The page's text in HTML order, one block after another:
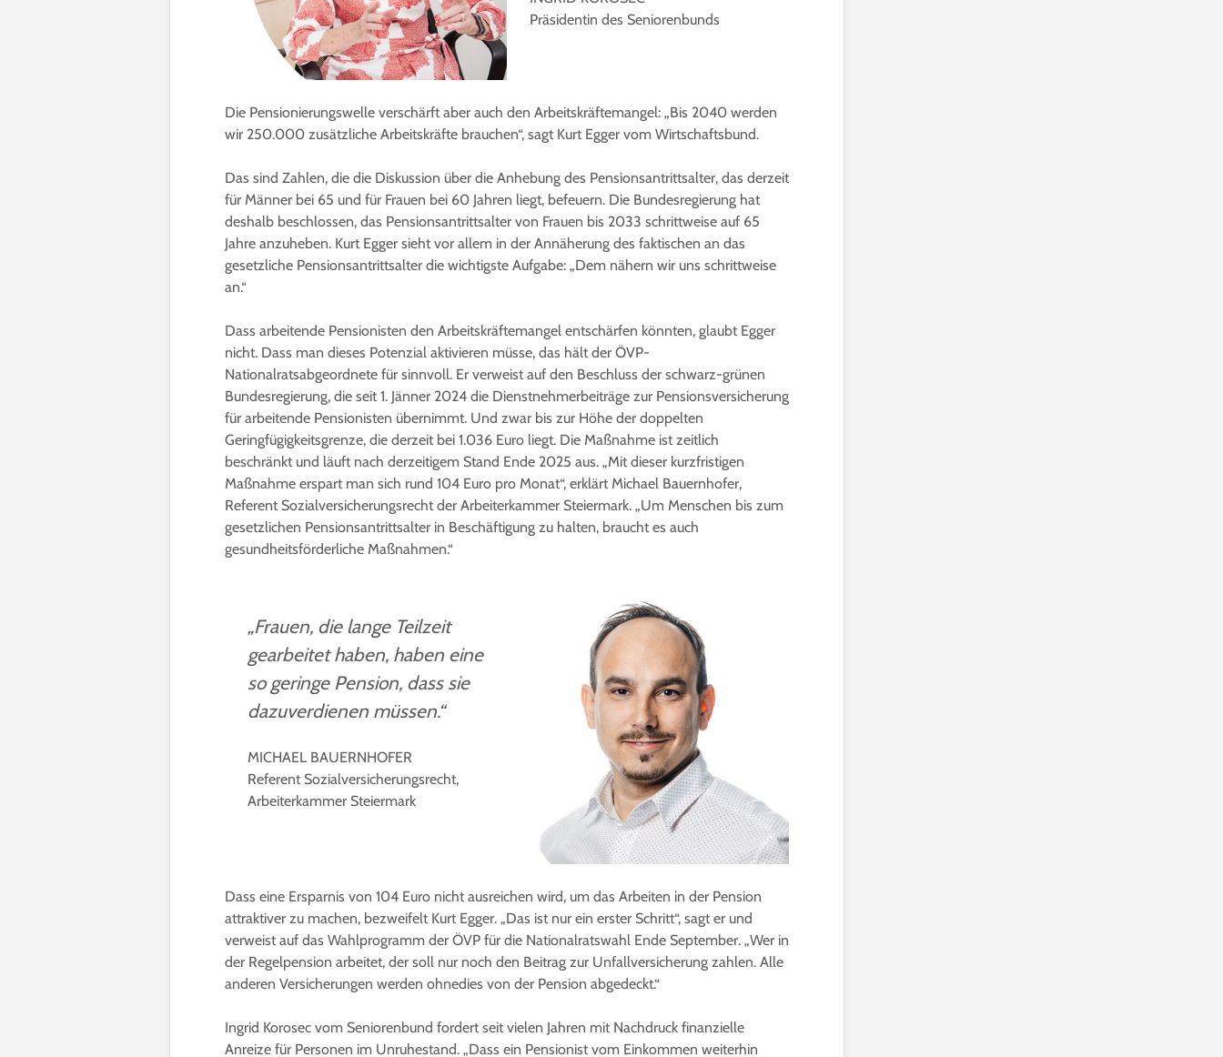
Präsidentin des Seniorenbunds
Die Pensionierungswelle verschärft aber auch den Arbeitskräftemangel: „Bis 2040 werden
wir 250.000 zusätzliche Arbeitskräfte brauchen“, sagt Kurt Egger vom Wirtschaftsbund.
Das sind Zahlen, die die Diskussion über die Anhebung des Pensionsantrittsalter, das derzeit
für Männer bei 65 und für Frauen bei 60 Jahren liegt, befeuern. Die Bundesregierung hat
deshalb beschlossen, das Pensionsantrittsalter von Frauen bis 2033 schrittweise auf 65
Jahre anzuheben. Kurt Egger sieht vor allem in der Annäherung des faktischen an das
gesetzliche Pensionsantrittsalter die wichtigste Aufgabe: „Dem nähern wir uns schrittweise
an.“
Dass arbeitende Pensionisten den Arbeitskräftemangel entschärfen könnten, glaubt Egger
nicht. Dass man dieses Potenzial aktivieren müsse, das hält der ÖVP-
Nationalratsabgeordnete für sinnvoll. Er verweist auf den Beschluss der schwarz-grünen
Bundesregierung, die seit 1. Jänner 2024 die Dienstnehmerbeiträge zur Pensionsversicherung
für arbeitende Pensionisten übernimmt. Und zwar bis zur Höhe der doppelten
Geringfügigkeitsgrenze, die derzeit bei 1.036 Euro liegt. Die Maßnahme ist zeitlich
beschränkt und läuft nach derzeitigem Stand Ende 2025 aus. „Mit dieser kurzfristigen
Maßnahme erspart man sich rund 104 Euro pro Monat“, erklärt Michael Bauernhofer,
Referent Sozialversicherungsrecht der Arbeiterkammer Steiermark. „Um Menschen bis zum
gesetzlichen Pensionsantrittsalter in Beschäftigung zu halten, braucht es auch
gesundheitsförderliche Maßnahmen.“
„Frauen, die lange Teilzeit
gearbeitet haben, haben eine
so geringe Pension, dass sie
dazuverdienen müssen.“
MICHAEL BAUERNHOFER
Referent Sozialversicherungsrecht,
Arbeiterkammer Steiermark
Dass eine Ersparnis von 104 Euro nicht ausreichen wird, um das Arbeiten in der Pension
attraktiver zu machen, bezweifelt Kurt Egger. „Das ist nur ein erster Schritt“, sagt er und
verweist auf das Wahlprogramm der ÖVP für die Nationalratswahl Ende September. „Wer in
der Regelpension arbeitet, der soll nur noch den Beitrag zur Unfallversicherung zahlen. Alle
anderen Versicherungen werden ohnedies von der Pension abgedeckt.“
Ingrid Korosec vom Seniorenbund fordert seit vielen Jahren mit Nachdruck finanzielle
Anreize für Personen im Unruhestand. „Dass ein Pensionist vom Einkommen weiterhin